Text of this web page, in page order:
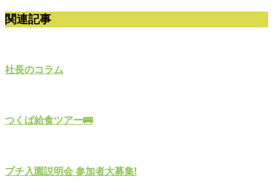
関連記事
社長のコラム
つくば給食ツアー🚌
プチ入園説明会 参加者大募集!